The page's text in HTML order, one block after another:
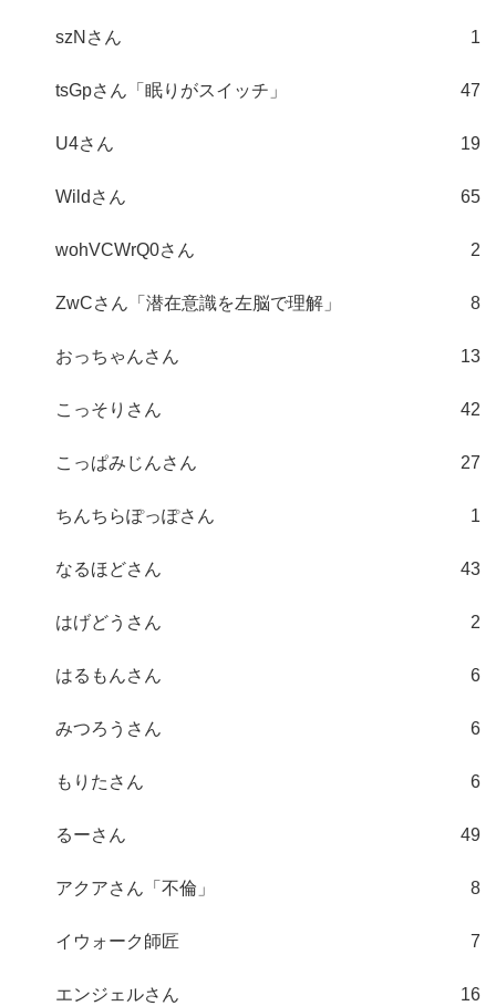
szNさん 1
tsGpさん「眠りがスイッチ」 47
U4さん 19
Wildさん 65
wohVCWrQ0さん 2
ZwCさん「潜在意識を左脳で理解」 8
おっちゃんさん 13
こっそりさん 42
こっぱみじんさん 27
ちんちらぽっぽさん 1
なるほどさん 43
はげどうさん 2
はるもんさん 6
みつろうさん 6
もりたさん 6
るーさん 49
アクアさん「不倫」 8
イウォーク師匠 7
エンジェルさん 16